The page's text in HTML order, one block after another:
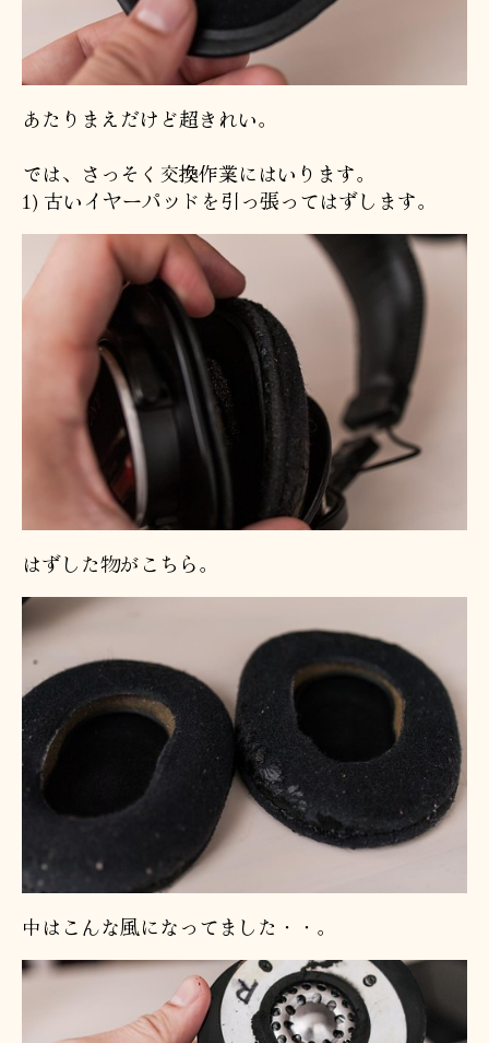
あたりまえだけど超きれい。
では、さっそく交換作業にはいります。
1) 古いイヤーパッドを引っ張ってはずします。
はずした物がこちら。
中はこんな風になってました・・。